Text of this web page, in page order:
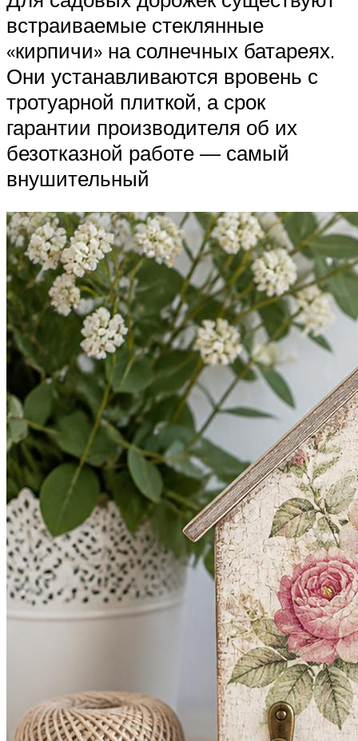
встраиваемые стеклянные
«кирпичи» на солнечных батареях.
Они устанавливаются вровень с
тротуарной плиткой, а срок
гарантии производителя об их
безотказной работе — самый
внушительный